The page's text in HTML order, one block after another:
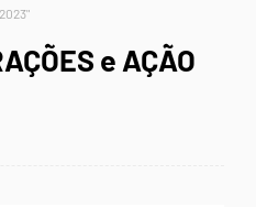
e AÇÃO